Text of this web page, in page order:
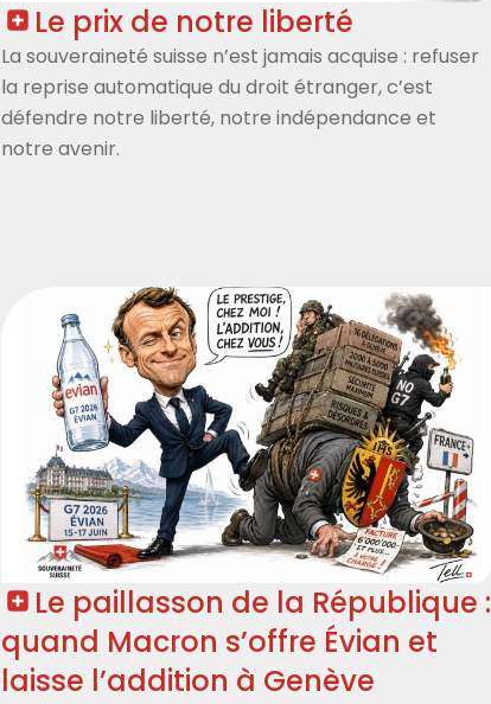
Le prix de notre liberté
La souveraineté suisse n’est jamais acquise : refuser
la reprise automatique du droit étranger, c’est
défendre notre liberté, notre indépendance et
notre avenir.
Le paillasson de la République :
quand Macron s’offre Évian et
laisse l’addition à Genève